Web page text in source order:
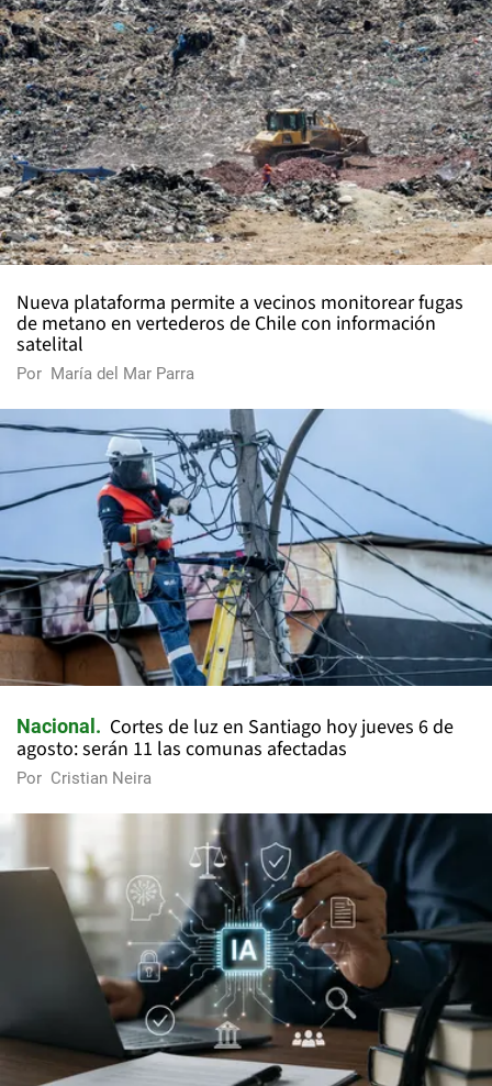
Nueva plataforma permite a vecinos monitorear fugas
de metano en vertederos de Chile con información
satelital
Por María del Mar Parra
Nacional
Cortes de luz en Santiago hoy jueves 6 de
agosto: serán 11 las comunas afectadas
Por Cristian Neira